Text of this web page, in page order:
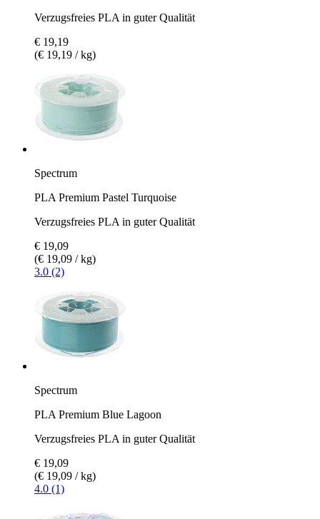
Verzugsfreies PLA in guter Qualität
€ 19,19
(€ 19,19 / kg)
Spectrum
PLA Premium Pastel Turquoise
Verzugsfreies PLA in guter Qualität
€ 19,09
(€ 19,09 / kg)
3.0 (2)
Spectrum
PLA Premium Blue Lagoon
Verzugsfreies PLA in guter Qualität
€ 19,09
(€ 19,09 / kg)
4.0 (1)